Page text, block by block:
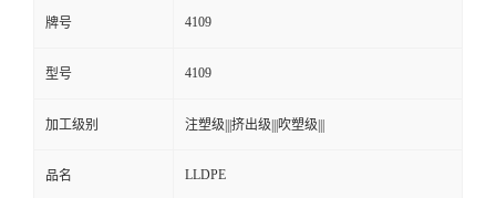
牌号 4109
型号 4109
加工级别 注塑级|||挤出级|||吹塑级|||
品名 LLDPE